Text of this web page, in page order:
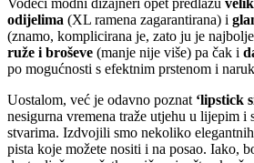
Vodeći modni dizajneri opet predlažu
odijelima (XL ramena zagarantirana) i
(znamo, komplicirana je, zato ju je
ruže i broševe (manje nije više) pa čak i
po mogućnosti s efektnim prstenom i
Uostalom, već je odavno poznat ‘lipstick
nesigurna vremena traže utjehu u lijepim i
stvarima. Izdvojili smo nekoliko
pista koje možete nositi i na posao. Iako,